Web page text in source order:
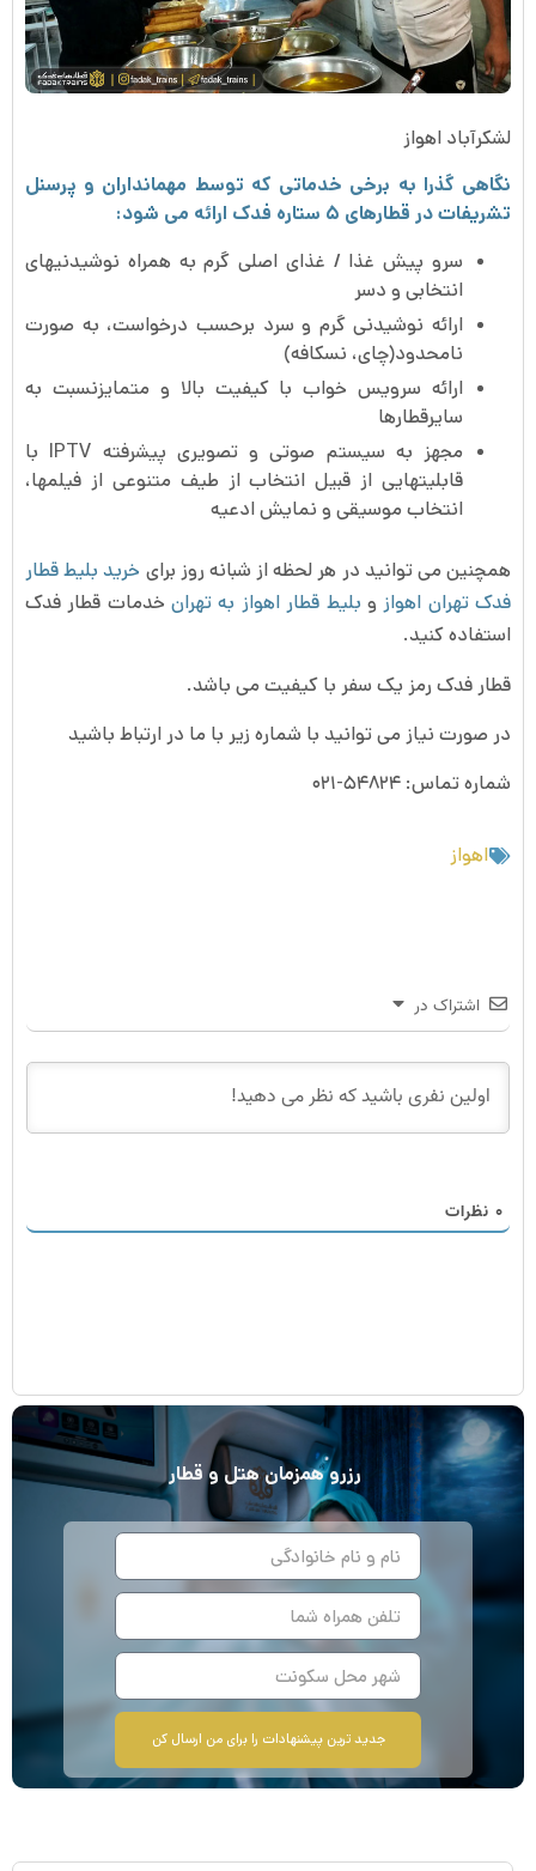
لشکرآباد اهواز
نگاهی گذرا به برخی خدماتی که توسط مهمانداران و پرسنل
تشریفات در قطارهای ۵ ستاره فدک ارائه می شود:
سرو پیش غذا / غذای اصلی گرم به همراه نوشیدنی­های
انتخابی و دسر
ارائه نوشیدنی گرم و سرد برحسب درخواست، به صورت
نامحدود(چای، نسکافه)
ارائه سرویس خواب با کیفیت بالا و متمایزنسبت به
سایرقطارها
مجهز به سیستم صوتی و تصویری پیشرفته IPTV با
قابلیت­هایی از قبیل انتخاب از طیف متنوعی از فیلم­ها،
انتخاب موسیقی و نمایش ادعیه
همچنین می توانید در هر لحظه از شبانه روز برای خرید بلیط قطار
فدک تهران اهواز و بلیط قطار اهواز به تهرانخدمات قطار فدک
استفاده کنید.
قطار فدک رمز یک سفر با کیفیت می باشد.
در صورت نیاز می توانید با شماره زیر با ما در ارتباط باشید
شماره تماس: ۵۴۸۲۴-۰۲۱
اهواز
اشتراک در
۰ نظرات
رزروهمزمانهتل و قطار
جدید ترین پیشنهادات را برای من ارسال کن